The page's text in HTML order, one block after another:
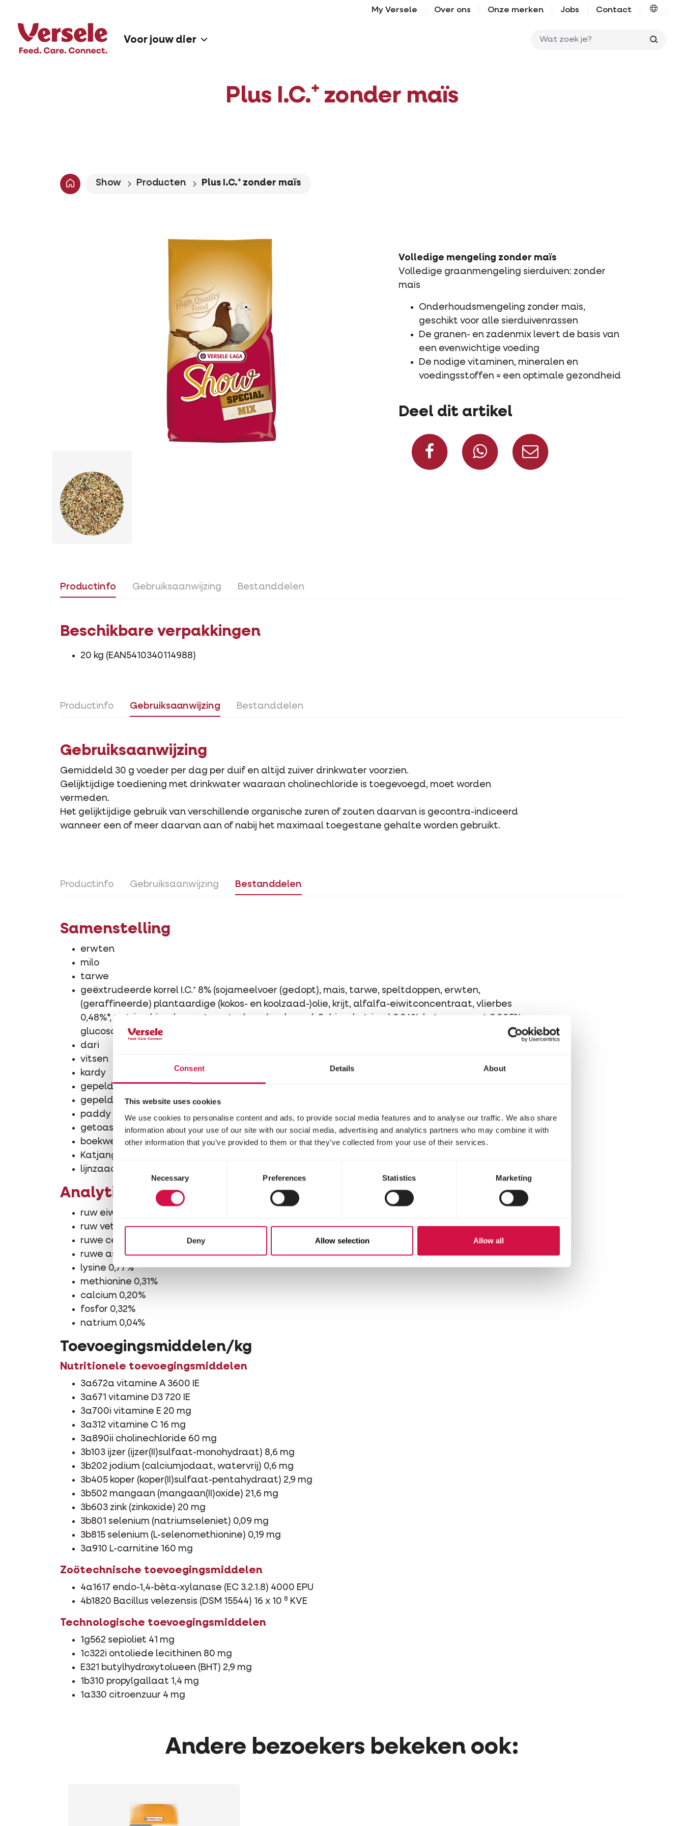
Consent Details About
This website uses cookies
We use cookies to personalise content and ads, to provide social media features and to analyse our traffic. We also share
information about your use of our site with our social media, advertising and analytics partners who may combine it with
other information that you’ve provided to them or that they’ve collected from your use of their services.
Consent
Necessary Preferences Statistics Marketing
Deny Allow selection Allow all
My Versele Over ons Onze merken Jobs Contact
Voor jouw dier
Plus I.C.⁺ zonder maïs
Show Producten Plus I.C.⁺ zonder maïs
Volledige mengeling zonder maïs
Volledige graanmengeling sierduiven: zonder
maïs
Onderhoudsmengeling zonder maïs,
geschikt voor alle sierduivenrassen
De granen- en zadenmix levert de basis van
een evenwichtige voeding
De nodige vitaminen, mineralen en
voedingsstoffen = een optimale gezondheid
Deel dit artikel
Deel op Facebook
Deel via WhatsApp
Productinfo Gebruiksaanwijzing Bestanddelen
Beschikbare verpakkingen
20 kg (EAN5410340114988)
Productinfo Gebruiksaanwijzing Bestanddelen
Gebruiksaanwijzing
Gemiddeld 30 g voeder per dag per duif en altijd zuiver drinkwater voorzien.
Gelijktijdige toediening met drinkwater waaraan cholinechloride is toegevoegd, moet worden
vermeden.
Het gelijktijdige gebruik van verschillende organische zuren of zouten daarvan is gecontra-indiceerd
wanneer een of meer daarvan aan of nabij het maximaal toegestane gehalte worden gebruikt.
Productinfo Gebruiksaanwijzing Bestanddelen
Samenstelling
erwten
milo
tarwe
geëxtrudeerde korrel I.C.⁺ 8% (sojameelvoer (gedopt), mais, tarwe, speltdoppen, erwten,
(geraffineerde) plantaardige (kokos- en koolzaad-)olie, krijt, alfalfa-eiwitconcentraat, vlierbes
0,48%*, natriumbicarbonaat, zout, algen (gedroogd, Schizochytrium) 0,04%, boterzuurzout 0,005%,
glucosamine 0,002%, chondroïtinesulfaat 0,002%; *gedehydreerd fruit, % equivalent voor drogen)
dari
vitsen
kardy
gepelde haver
gepelde gerst
paddy rijst
getoaste sojabonen
boekweit
Katjang Idjoe
lijnzaad
Analytische bestanddelen
ruw eiwit 15,5%
ruw vet 4,5%
ruwe celstof 5%
ruwe as 2,5%
lysine 0,77%
methionine 0,31%
calcium 0,20%
fosfor 0,32%
natrium 0,04%
Toevoegingsmiddelen/kg
Nutritionele toevoegingsmiddelen
3a672a vitamine A 3600 IE
3a671 vitamine D3 720 IE
3a700i vitamine E 20 mg
3a312 vitamine C 16 mg
3a890ii cholinechloride 60 mg
3b103 ijzer (ijzer(II)sulfaat-monohydraat) 8,6 mg
3b202 jodium (calciumjodaat, watervrij) 0,6 mg
3b405 koper (koper(II)sulfaat-pentahydraat) 2,9 mg
3b502 mangaan (mangaan(II)oxide) 21,6 mg
3b603 zink (zinkoxide) 20 mg
3b801 selenium (natriumseleniet) 0,09 mg
3b815 selenium (L-selenomethionine) 0,19 mg
3a910 L-carnitine 160 mg
Zoötechnische toevoegingsmiddelen
4a1617 endo-1,4-bèta-xylanase (EC 3.2.1.8) 4000 EPU
4b1820 Bacillus velezensis (DSM 15544) 16 x 10 8 KVE
Technologische toevoegingsmiddelen
1g562 sepioliet 41 mg
1c322i ontoliede lecithinen 80 mg
E321 butylhydroxytolueen (BHT) 2,9 mg
1b310 propylgallaat 1,4 mg
1a330 citroenzuur 4 mg
Andere bezoekers bekeken ook: